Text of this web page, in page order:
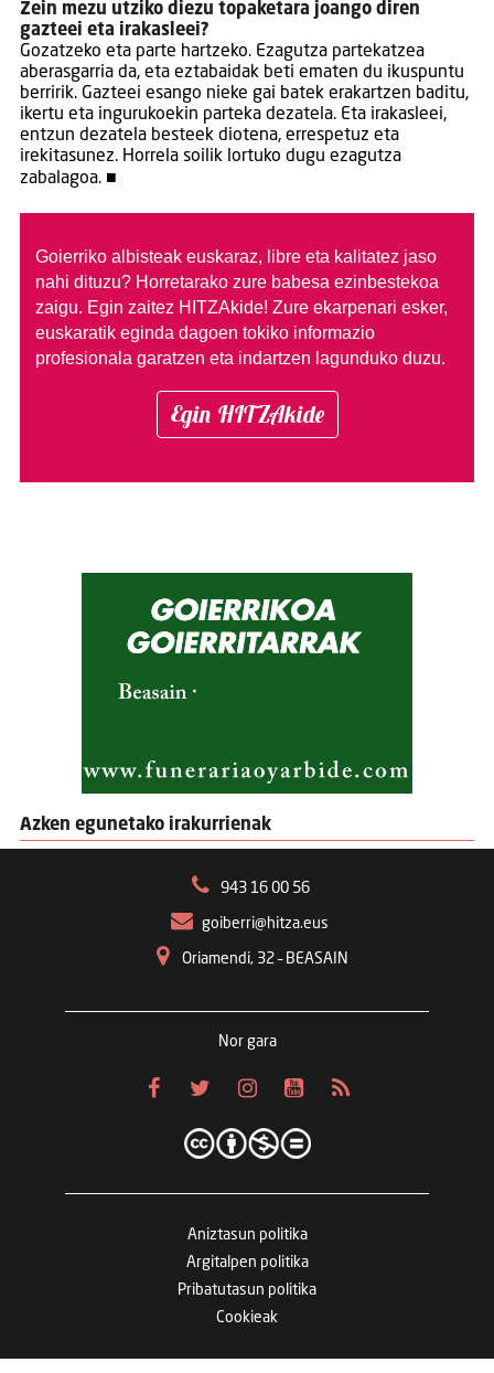
Zein mezu utziko diezu topaketara joango diren
gazteei eta irakasleei?
Gozatzeko eta parte hartzeko. Ezagutza partekatzea
aberasgarria da, eta eztabaidak beti ematen du ikuspuntu
berririk. Gazteei esango nieke gai batek erakartzen baditu,
ikertu eta ingurukoekin parteka dezatela. Eta irakasleei,
entzun dezatela besteek diotena, errespetuz eta
irekitasunez. Horrela soilik lortuko dugu ezagutza
zabalagoa. ■
Goierriko albisteak euskaraz, libre eta kalitatez jaso
nahi dituzu? Horretarako zure babesa ezinbestekoa
zaigu. Egin zaitez HITZAkide! Zure ekarpenari esker,
euskaratik eginda dagoen tokiko informazio
profesionala garatzen eta indartzen lagunduko duzu.
Egin HITZAkide
Azken egunetako irakurrienak
943 16 00 56
goiberri@hitza.eus
Oriamendi, 32 – BEASAIN
Nor gara
Aniztasun politika
Argitalpen politika
Pribatutasun politika
Cookieak